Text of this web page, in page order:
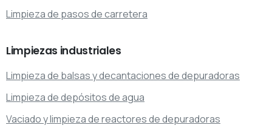
Limpieza de pasos de carretera
Limpiezas industriales
Limpieza de balsas y decantaciones de depuradoras
Limpieza de depósitos de agua
Vaciado y limpieza de reactores de depuradoras